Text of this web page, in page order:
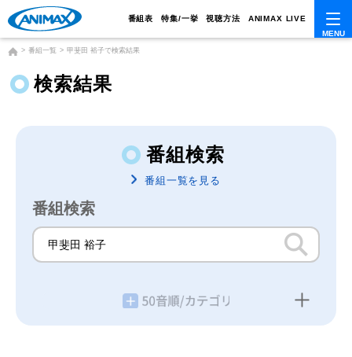
番組表 特集/一挙 視聴方法 ANIMAX LIVE
番組一覧 甲斐田 裕子で検索結果
検索結果
番組検索
番組一覧を見る
番組検索